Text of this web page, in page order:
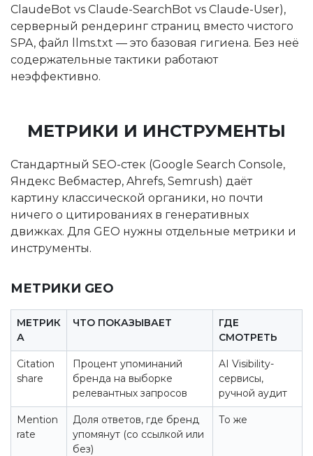
ClaudeBot vs Claude-SearchBot vs Claude-User),
серверный рендеринг страниц вместо чистого
SPA, файл llms.txt — это базовая гигиена. Без неё
содержательные тактики работают
неэффективно.
МЕТРИКИ И ИНСТРУМЕНТЫ
Стандартный SEO-стек (Google Search Console,
Яндекс Вебмастер, Ahrefs, Semrush) даёт
картину классической органики, но почти
ничего о цитированиях в генеративных
движках. Для GEO нужны отдельные метрики и
инструменты.
МЕТРИКИ GEO
МЕТРИК
А
ЧТО ПОКАЗЫВАЕТ
ГДЕ
СМОТРЕТЬ
Citation
share
Процент упоминаний
бренда на выборке
релевантных запросов
AI Visibility-
сервисы,
ручной аудит
Mention
rate
Доля ответов, где бренд
упомянут (со ссылкой или
без)
То же